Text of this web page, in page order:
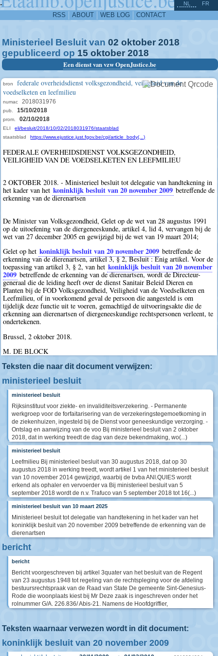
-
RSS ABOUT WEB LOG CONTACT
NL FR
Ministerieel Besluit van 02 oktober 2018
gepubliceerd op 15 oktober 2018
Een dienst van vzw OpenJustice.be
bron
federale overheidsdienst volksgezondheid, veiligheid van de
voedselketen en leefmilieu
numac 2018031976
pub. 15/10/2018
prom. 02/10/2018
ELI
eli/besluit/2018/10/02/2018031976/staatsblad
staatsblad
https://www.ejustice.just.fgov.be/cgi/article_body(...)
FEDERALE OVERHEIDSDIENST VOLKSGEZONDHEID,
VEILIGHEID VAN DE VOEDSELKETEN EN LEEFMILIEU
2 OKTOBER 2018. - Ministerieel besluit tot delegatie van handtekening in
het kader van het koninklijk besluit van 20 november 2009 betreffende de
erkenning van de dierenartsen
De Minister van Volksgezondheid, Gelet op de wet van 28 augustus 1991
op de uitoefening van de diergeneeskunde, artikel 4, lid 4, vervangen bij de
wet van 27 december 2005 en gewijzigd bij de wet van 19 maart 2014;
Gelet op het koninklijk besluit van 20 november 2009 betreffende de
erkenning van de dierenartsen, artikel 3, § 2, Besluit : Enig artikel. Voor de
toepassing van artikel 3, § 2, van het koninklijk besluit van 20 november
2009 betreffende de erkenning van de dierenartsen, wordt de Directeur-
generaal die de leiding heeft over de dienst Sanitair Beleid Dieren en
Planten bij de FOD Volksgezondheid, Veiligheid van de Voedselketen en
Leefmilieu, of in voorkomend geval de persoon die aangesteld is om
tijdelijk deze functie uit te voeren, gemachtigd de uitvoeringsakte die de
erkenning aan dierenartsen of diergeneeskundige rechtspersonen verleent, te
ondertekenen.
Brussel, 2 oktober 2018.
M. DE BLOCK
Teksten die naar dit document verwijzen:
ministerieel besluit
ministerieel besluit
Rijksinstituut voor ziekte- en invaliditeitsverzekering. - Permanente
werkgroep voor de forfaitarisering van de verzekeringstegemoetkoming in
de ziekenhuizen, ingesteld bij de Dienst voor geneeskundige verzorging. -
Ontslag en aanwijzing van de voo Bij ministerieel besluit van 2 oktober
2018, dat in werking treedt de dag van deze bekendmaking, wo(...)
ministerieel besluit
Leefmilieu Bij ministerieel besluit van 30 augustus 2018, dat op 30
augustus 2018 in werking treedt, wordt artikel 1 van het ministerieel besluit
van 10 november 2014 gewijzigd, waarbij de bvba ANI.QUIES wordt
erkend als ophaler en vervoerder va Bij ministerieel besluit van 5
september 2018 wordt de n.v. Trafuco van 5 september 2018 tot 16(...)
ministerieel besluit van 10 maart 2025
Ministerieel besluit tot delegatie van handtekening in het kader van het
koninklijk besluit van 20 november 2009 betreffende de erkenning van de
dierenartsen
bericht
bericht
Bericht voorgeschreven bij artikel 3quater van het besluit van de Regent
van 23 augustus 1948 tot regeling van de rechtspleging voor de afdeling
bestuursrechtspraak van de Raad van State De gemeente Sint-Genesius-
Rode die woonplaats kiest bij Mr Deze zaak is ingeschreven onder het
rolnummer G/A. 226.836/ Abis-21. Namens de Hoofdgriffier,
Teksten waarnaar verwezen wordt in dit document:
koninklijk besluit van 20 november 2009
^